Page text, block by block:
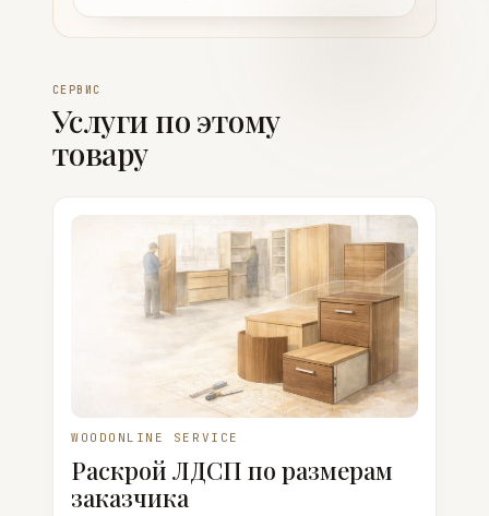
СЕРВИС
Услуги по этому
товару
WOODONLINE SERVICE
Раскрой ЛДСП по размерам
заказчика